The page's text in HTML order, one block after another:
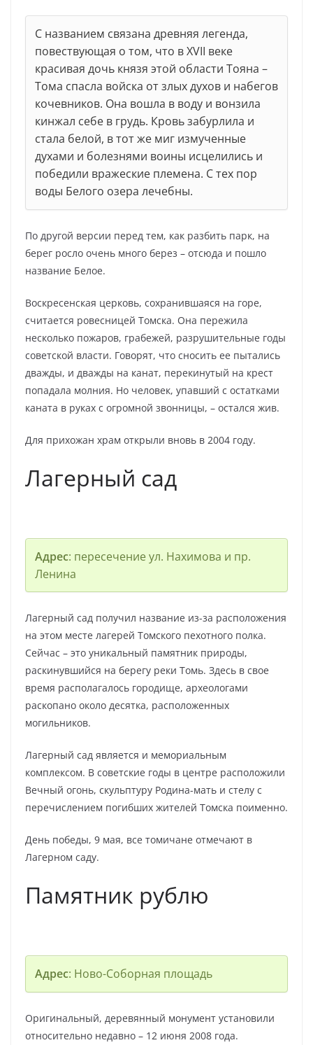
С названием связана древняя легенда,
повествующая о том, что в XVII веке
красивая дочь князя этой области Тояна –
Тома спасла войска от злых духов и набегов
кочевников. Она вошла в воду и вонзила
кинжал себе в грудь. Кровь забурлила и
стала белой, в тот же миг измученные
духами и болезнями воины исцелились и
победили вражеские племена. С тех пор
воды Белого озера лечебны.
По другой версии перед тем, как разбить парк, на
берег росло очень много берез – отсюда и пошло
название Белое.
Воскресенская церковь, сохранившаяся на горе,
считается ровесницей Томска. Она пережила
несколько пожаров, грабежей, разрушительные годы
советской власти. Говорят, что сносить ее пытались
дважды, и дважды на канат, перекинутый на крест
попадала молния. Но человек, упавший с остатками
каната в руках с огромной звонницы, – остался жив.
Для прихожан храм открыли вновь в 2004 году.
Лагерный сад
Адрес: пересечение ул. Нахимова и пр.
Ленина
Лагерный сад получил название из-за расположения
на этом месте лагерей Томского пехотного полка.
Сейчас – это уникальный памятник природы,
раскинувшийся на берегу реки Томь. Здесь в свое
время располагалось городище, археологами
раскопано около десятка, расположенных
могильников.
Лагерный сад является и мемориальным
комплексом. В советские годы в центре расположили
Вечный огонь, скульптуру Родина-мать и стелу с
перечислением погибших жителей Томска поименно.
День победы, 9 мая, все томичане отмечают в
Лагерном саду.
Памятник рублю
Адрес: Ново-Соборная площадь
Оригинальный, деревянный монумент установили
относительно недавно – 12 июня 2008 года.